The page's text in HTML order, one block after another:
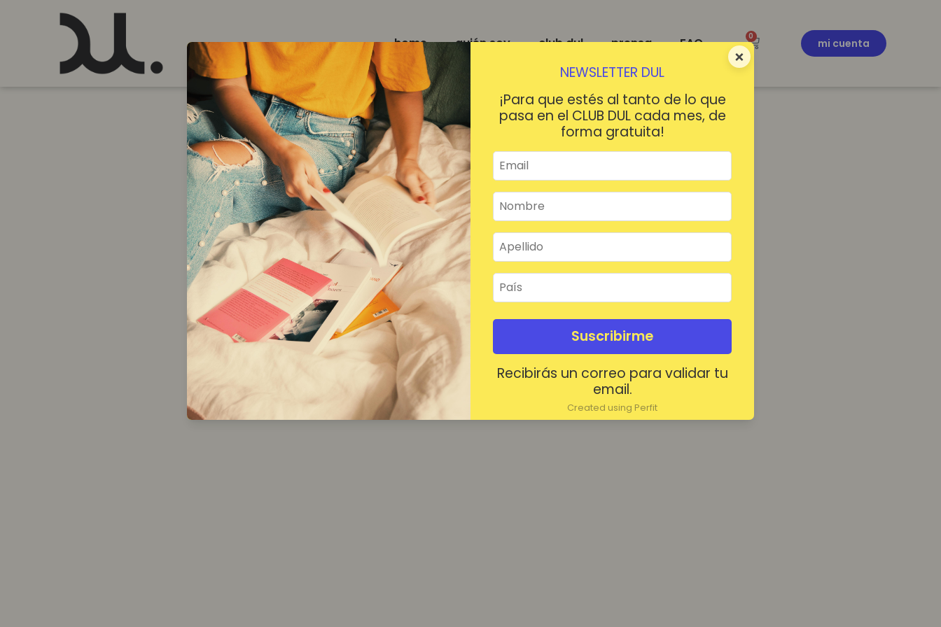
×
NEWSLETTER DUL
¡Para que estés al tanto de lo que
pasa en el CLUB DUL cada mes, de
forma gratuita!
Suscribirme
Recibirás un correo para validar tu
email.
Created using Perfit
home quién soy club dul prensa FAQ 0
mi cuenta
¡HOLA!
Mantenerme conectado ¿Contraseña olvidada?
Acceder